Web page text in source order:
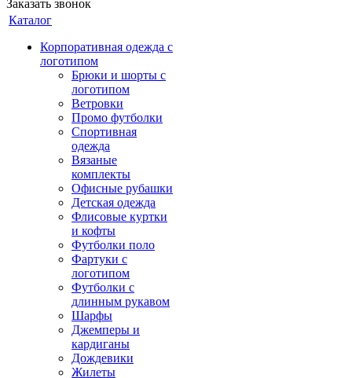
Заказать звонок
Каталог
Корпоративная одежда с
логотипом
Брюки и шорты с
логотипом
Ветровки
Промо футболки
Спортивная
одежда
Вязаные
комплекты
Офисные рубашки
Детская одежда
Флисовые куртки
и кофты
Футболки поло
Фартуки с
логотипом
Футболки с
длинным рукавом
Шарфы
Джемперы и
кардиганы
Дождевики
Жилеты